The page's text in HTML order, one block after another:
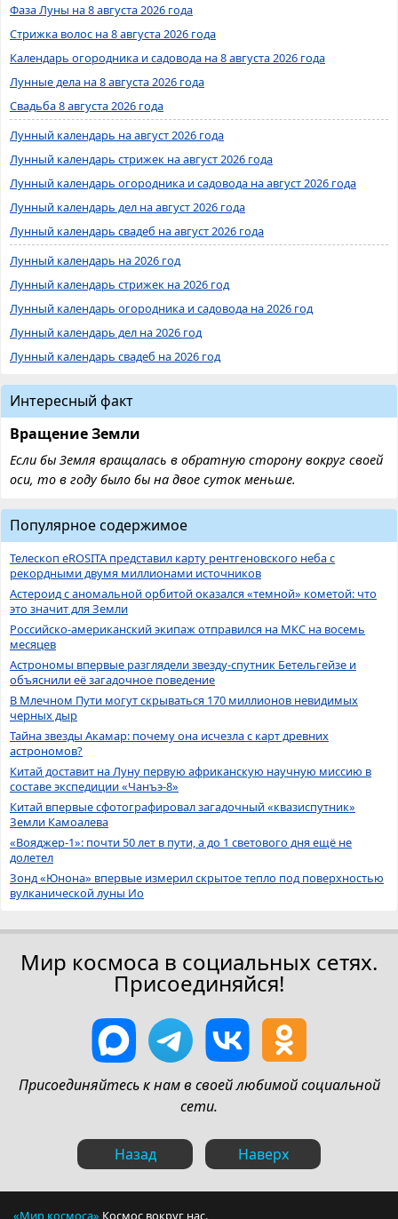
Фаза Луны на 8 августа 2026 года
Стрижка волос на 8 августа 2026 года
Календарь огородника и садовода на 8 августа 2026 года
Лунные дела на 8 августа 2026 года
Свадьба 8 августа 2026 года
Лунный календарь на август 2026 года
Лунный календарь стрижек на август 2026 года
Лунный календарь огородника и садовода на август 2026 года
Лунный календарь дел на август 2026 года
Лунный календарь свадеб на август 2026 года
Лунный календарь на 2026 год
Лунный календарь стрижек на 2026 год
Лунный календарь огородника и садовода на 2026 год
Лунный календарь дел на 2026 год
Лунный календарь свадеб на 2026 год
Интересный факт
Вращение Земли
Если бы Земля вращалась в обратную сторону вокруг своей
оси, то в году было бы на двое суток меньше.
Популярное содержимое
Телескоп eROSITA представил карту рентгеновского неба с
рекордными двумя миллионами источников
Астероид с аномальной орбитой оказался «темной» кометой: что
это значит для Земли
Российско-американский экипаж отправился на МКС на восемь
месяцев
Астрономы впервые разглядели звезду-спутник Бетельгейзе и
объяснили её загадочное поведение
В Млечном Пути могут скрываться 170 миллионов невидимых
черных дыр
Тайна звезды Акамар: почему она исчезла с карт древних
астрономов?
Китай доставит на Луну первую африканскую научную миссию в
составе экспедиции «Чанъэ-8»
Китай впервые сфотографировал загадочный «квазиспутник»
Земли Камоалева
«Вояджер-1»: почти 50 лет в пути, а до 1 светового дня ещё не
долетел
Зонд «Юнона» впервые измерил скрытое тепло под поверхностью
вулканической луны Ио
Мир космоса в социальных сетях.
Присоединяйся!
Присоединяйтесь к нам в своей любимой социальной
сети.
Назад Наверх
«Мир космоса» Космос вокруг нас.